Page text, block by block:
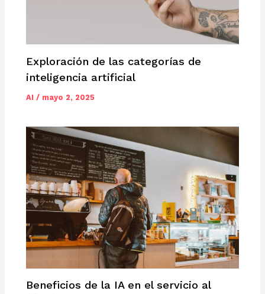
Exploración de las categorías de
inteligencia artificial
AI / mayo 2, 2025
Beneficios de la IA en el servicio al